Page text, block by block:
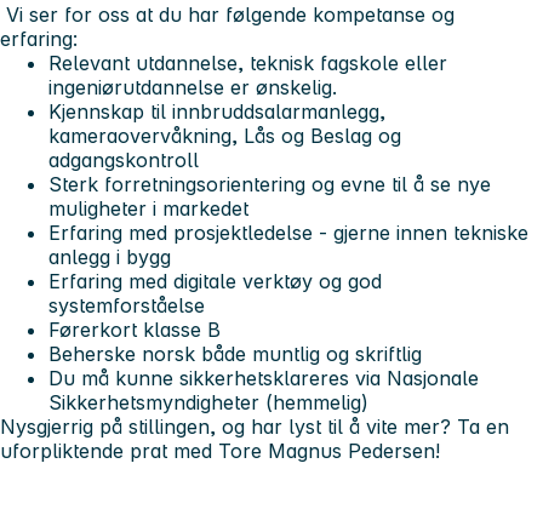
Vi ser for oss at du har følgende kompetanse og
erfaring:
Relevant utdannelse, teknisk fagskole eller
ingeniørutdannelse er ønskelig.
Kjennskap til innbruddsalarmanlegg,
kameraovervåkning, Lås og Beslag og
adgangskontroll
Sterk forretningsorientering og evne til å se nye
muligheter i markedet
Erfaring med prosjektledelse - gjerne innen tekniske
anlegg i bygg
Erfaring med digitale verktøy og god
systemforståelse
Førerkort klasse B
Beherske norsk både muntlig og skriftlig
Du må kunne sikkerhetsklareres via Nasjonale
Sikkerhetsmyndigheter (hemmelig)
Nysgjerrig på stillingen, og har lyst til å vite mer? Ta en
uforpliktende prat med Tore Magnus Pedersen!